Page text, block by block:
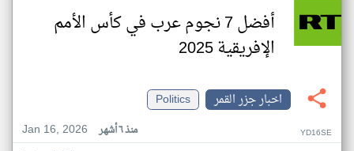
أفضل 7 نجوم عرب في كأس الأمم
الإفريقية 2025
اخبار جزر القمر
Politics
Jan 16, 2026
منذ ٦ أشهر YD16SE